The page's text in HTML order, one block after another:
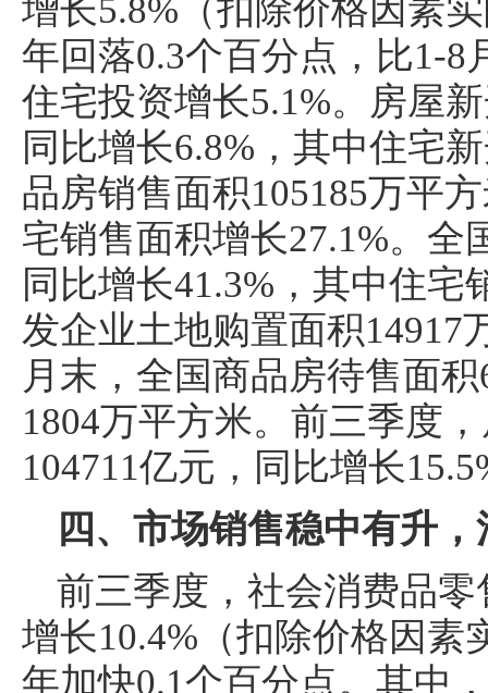
增长5.8%（扣除价格因素
年回落0.3个百分点，比1-8
住宅投资增长5.1%。房屋
同比增长6.8%，其中住宅
品房销售面积105185万平
宅销售面积增长27.1%。全
同比增长41.3%，其中住宅
发企业土地购置面积14917
月末，全国商品房待售面
1804万平方米。前三季度
104711亿元，同比增长
四、市场销售稳中有升
前三季度，社会消费品
增长10.4%（扣除价格因素
年加快0.1个百分点。其中